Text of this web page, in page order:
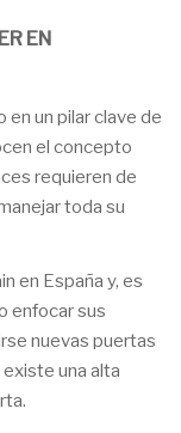
EN
un pilar clave de
el concepto
requieren de
toda su
en España y, es
enfocar sus
nuevas puertas
una alta